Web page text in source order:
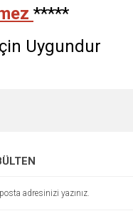
*****
Uygundur